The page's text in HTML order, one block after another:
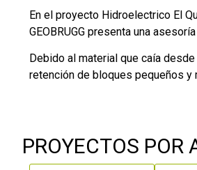
En el proyecto Hidroelectrico El
GEOBRUGG presenta una
Debido al material que caía
retención de bloques pequeños y
PROYECTOS POR